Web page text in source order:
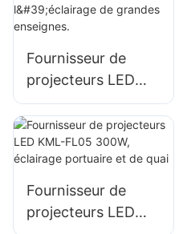
Fournisseur de
projecteurs LED
KML-FL05 240W,
adaptés aux
installations
industrielles, aux
panneaux
d'affichage et à
Fournisseur de
projecteurs LED